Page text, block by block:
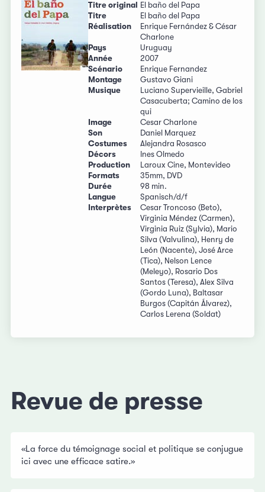
Titre original
El baño del Papa
Titre
El baño del Papa
Réalisation
Enrique Fernández & César
Charlone
Pays
Uruguay
Année
2007
Scénario
Enrique Fernandez
Montage
Gustavo Giani
Musique
Luciano Supervieille, Gabriel
Casacuberta; Camino de los
qui
Image
Cesar Charlone
Son
Daniel Marquez
Costumes
Alejandra Rosasco
Décors
Ines Olmedo
Production
Laroux Cine, Montevideo
Formats
35mm, DVD
Durée
98 min.
Langue
Spanisch/d/f
Interprètes
Cesar Troncoso (Beto),
Virginia Méndez (Carmen),
Virginia Ruiz (Sylvia), Mario
Silva (Valvulina), Henry de
León (Nacente), José Arce
(Tica), Nelson Lence
(Meleyo), Rosario Dos
Santos (Teresa), Alex Silva
(Gordo Luna), Baltasar
Burgos (Capitán Álvarez),
Carlos Lerena (Soldat)
Revue de presse
«La force du témoignage social et politique se conjugue
ici avec une efficace satire.»